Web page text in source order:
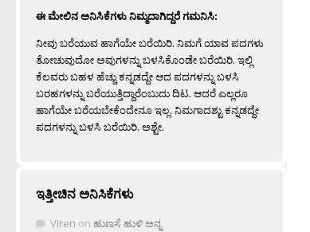
ಈ ಮೇಲಿನ ಅನಿಸಿಕೆಗಳು ನಿಮ್ಮದಾಗಿದ್ದರೆ ಗಮನಿಸಿ:
ನೀವು ಬರೆಯುವ ಹಾಗೆಯೇ ಬರೆಯಿರಿ. ನಿಮಗೆ ಯಾವ ಪದಗಳು
ತೋಚುವುದೋ ಅವುಗಳನ್ನು ಬಳಸಿಕೊಂಡೇ ಬರೆಯಿರಿ. ಇಲ್ಲಿ
ಕೆಲವರು ಬಹಳ ಹೆಚ್ಚು ಕನ್ನಡದ್ದೇ ಆದ ಪದಗಳನ್ನು ಬಳಸಿ
ಬರಹಗಳನ್ನು ಬರೆಯುತ್ತಿದ್ದಾರೆಂಬುದು ದಿಟ. ಆದರೆ ಎಲ್ಲರೂ
ಹಾಗೆಯೇ ಬರೆಯಬೇಕೆಂದೇನೂ ಇಲ್ಲ. ನಿಮಗಾದಶ್ಟು ಕನ್ನಡದ್ದೇ
ಪದಗಳನ್ನು ಬಳಸಿ ಬರೆಯಿರಿ, ಅಶ್ಟೇ.
ಇತ್ತೀಚಿನ ಅನಿಸಿಕೆಗಳು
Viren on ಹುಣಸೆ ಹುಳಿ ಅನ್ನ